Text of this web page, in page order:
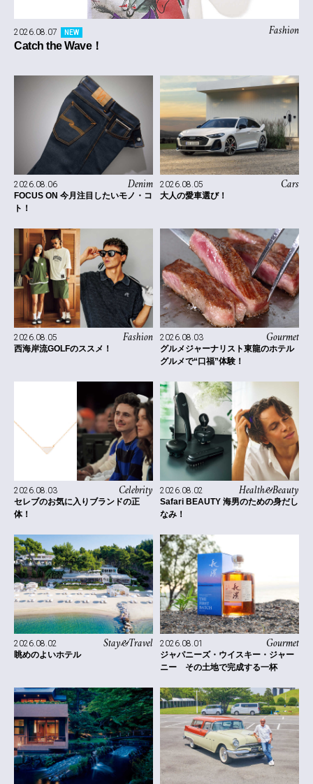
Fashion
2026.08.07 NEW
Catch the Wave！
Denim
2026.08.06
FOCUS ON 今月注目したいモノ・コ
ト！
Cars
2026.08.05
大人の愛車選び！
Fashion
2026.08.05
西海岸流GOLFのススメ！
Gourmet
2026.08.03
グルメジャーナリスト東龍のホテル
グルメで“口福”体験！
Celebrity
2026.08.03
セレブのお気に入りブランドの正
体！
Health&Beauty
2026.08.02
Safari BEAUTY 海男のための身だし
なみ！
Stay&Travel
2026.08.02
眺めのよいホテル
Gourmet
2026.08.01
ジャパニーズ・ウイスキー・ジャー
ニー その土地で完成する一杯